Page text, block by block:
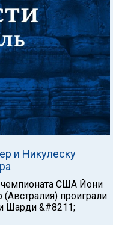
и Никулеску
чемпионата США Йони
проиграли
Шарди &#8211;